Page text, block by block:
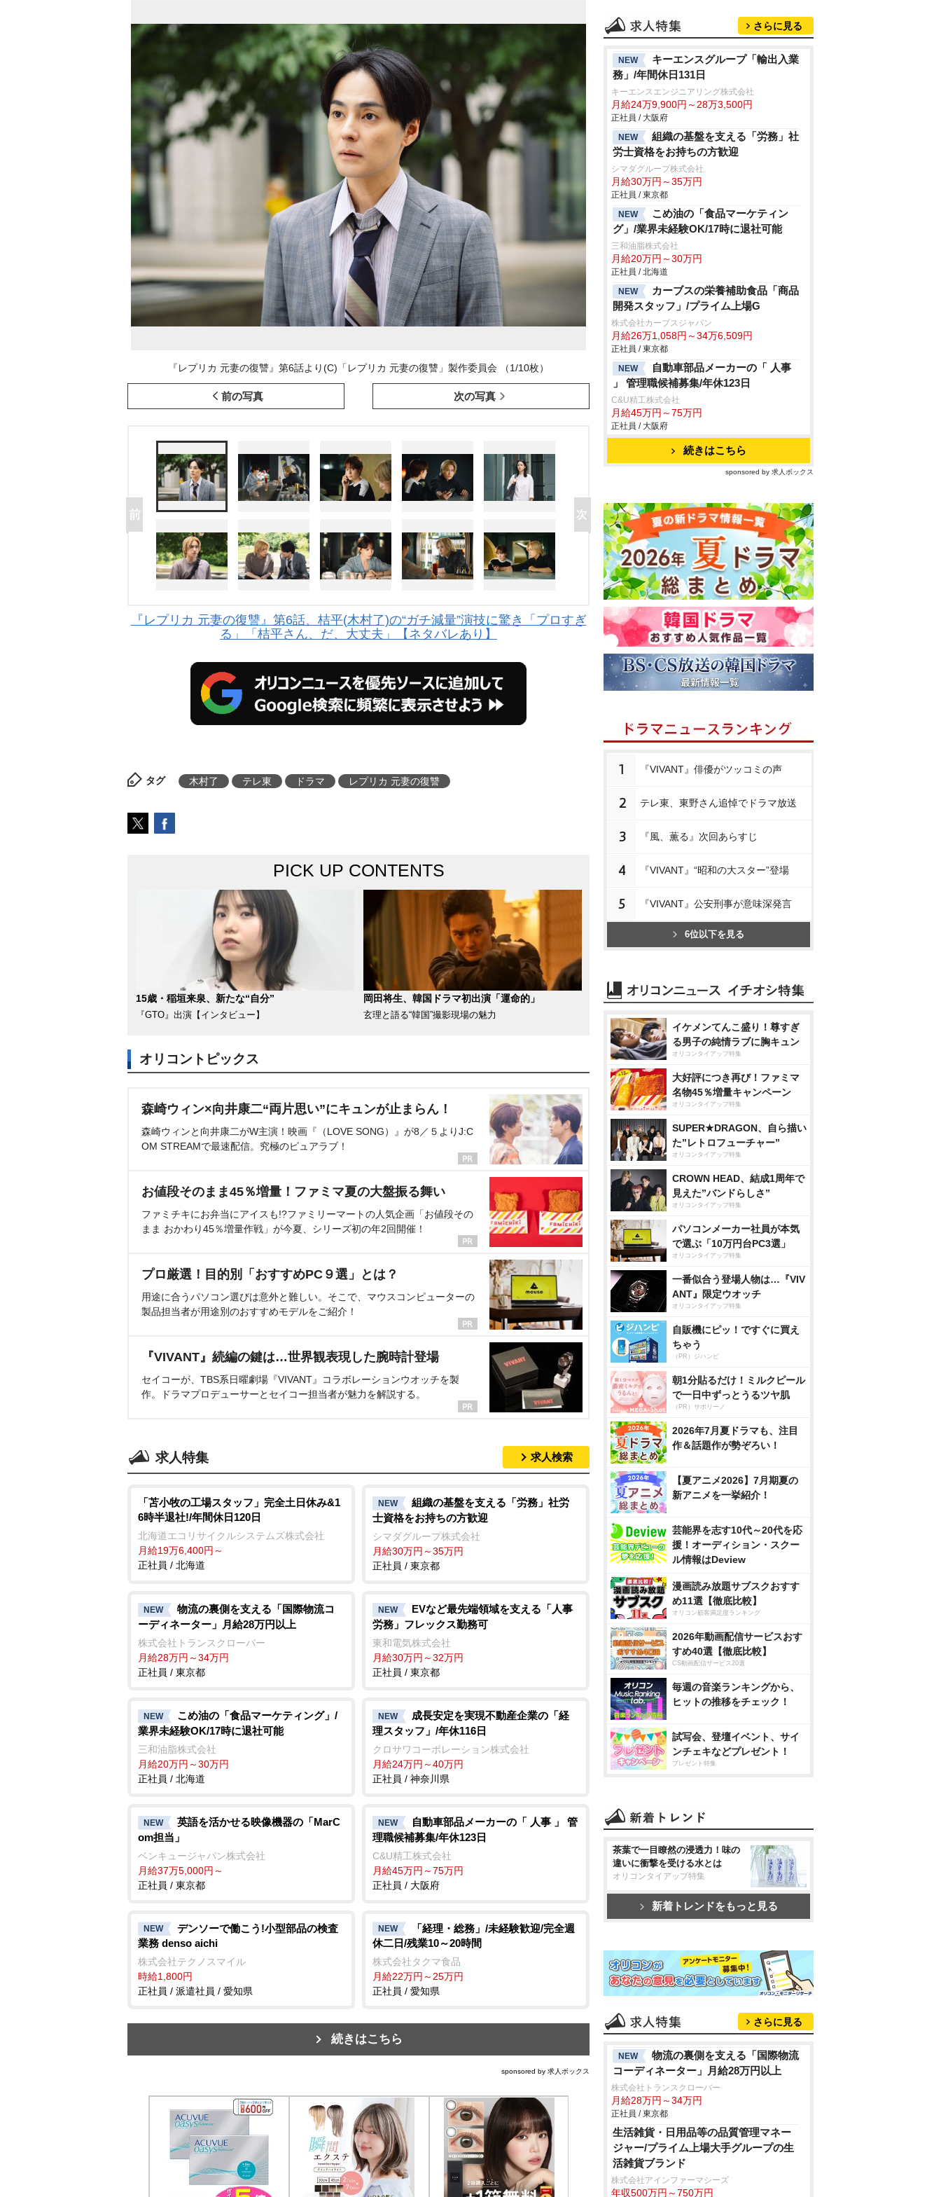
『レプリカ 元妻の復讐』第6話より(C)「レプリカ 元妻の復讐」製作委員会 （1/10枚）
前の写真 次の写真
『レプリカ 元妻の復讐』第6話、桔平(木村了)の“ガチ減量”演技に驚き「プロすぎ
る」「桔平さん、だ、大丈夫」【ネタバレあり】
タグ 木村了 テレ東 ドラマ レプリカ 元妻の復讐
PICK UP CONTENTS
15歳・稲垣来泉、新たな“自分”
『GTO』出演【インタビュー】
岡田将生、韓国ドラマ初出演「運命的」
玄理と語る“韓国”撮影現場の魅力
オリコントピックス
森崎ウィン×向井康二“両片思い”にキュンが止まらん！
森崎ウィンと向井康二がW主演！映画『（LOVE SONG）』が8／５よりJ:C
OM STREAMで最速配信。究極のピュアラブ！
お値段そのまま45％増量！ファミマ夏の大盤振る舞い
ファミチキにお弁当にアイスも!?ファミリーマートの人気企画「お値段その
まま おかわり45％増量作戦」が今夏、シリーズ初の年2回開催！
プロ厳選！目的別「おすすめPC９選」とは？
用途に合うパソコン選びは意外と難しい。そこで、マウスコンピューターの
製品担当者が用途別のおすすめモデルをご紹介！
『VIVANT』続編の鍵は…世界観表現した腕時計登場
セイコーが、TBS系日曜劇場『VIVANT』コラボレーションウオッチを製
作。ドラマプロデューサーとセイコー担当者が魅力を解説する。
求人特集 求人検索
「苫小牧の工場スタッフ」完全土日休み&1
6時半退社!/年間休日120日
北海道エコリサイクルシステムズ株式会社
月給19万6,400円～
正社員 / 北海道
NEW
組織の基盤を支える「労務」社労
士資格をお持ちの方歓迎
シマダグループ株式会社
月給30万円～35万円
正社員 / 東京都
NEW
物流の裏側を支える「国際物流コ
ーディネーター」月給28万円以上
株式会社トランスクローバー
月給28万円～34万円
正社員 / 東京都
NEW
EVなど最先端領域を支える「人事
労務」フレックス勤務可
東和電気株式会社
月給30万円～32万円
正社員 / 東京都
NEW
こめ油の「食品マーケティング」/
業界未経験OK/17時に退社可能
三和油脂株式会社
月給20万円～30万円
正社員 / 北海道
NEW
成長安定を実現不動産企業の「経
理スタッフ」/年休116日
クロサワコーポレーション株式会社
月給24万円～40万円
正社員 / 神奈川県
NEW
英語を活かせる映像機器の「MarC
om担当」
ベンキュージャパン株式会社
月給37万5,000円～
正社員 / 東京都
NEW
自動車部品メーカーの「 人事 」 管
理職候補募集/年休123日
C&U精工株式会社
月給45万円～75万円
正社員 / 大阪府
NEW
デンソーで働こう!小型部品の検査
業務 denso aichi
株式会社テクノスマイル
時給1,800円
正社員 / 派遣社員 / 愛知県
NEW
「経理・総務」/未経験歓迎/完全週
休二日/残業10～20時間
株式会社タクマ食品
月給22万円～25万円
正社員 / 愛知県
続きはこちら
sponsored by 求人ボックス
さらに見る
NEW
キーエンスグループ「輸出入業
務」/年間休日131日
キーエンスエンジニアリング株式会社
月給24万9,900円～28万3,500円
正社員 / 大阪府
NEW
組織の基盤を支える「労務」社
労士資格をお持ちの方歓迎
シマダグループ株式会社
月給30万円～35万円
正社員 / 東京都
NEW
こめ油の「食品マーケティン
グ」/業界未経験OK/17時に退社可能
三和油脂株式会社
月給20万円～30万円
正社員 / 北海道
NEW
カーブスの栄養補助食品「商品
開発スタッフ」/プライム上場G
株式会社カーブスジャパン
月給26万1,058円～34万6,509円
正社員 / 東京都
NEW
自動車部品メーカーの「 人事
」 管理職候補募集/年休123日
C&U精工株式会社
月給45万円～75万円
正社員 / 大阪府
続きはこちら
sponsored by 求人ボックス
1 『VIVANT』俳優がツッコミの声
2 テレ東、東野さん追悼でドラマ放送
3 『風、薫る』次回あらすじ
4 『VIVANT』“昭和の大スター”登場
5 『VIVANT』公安刑事が意味深発言
6位以下を見る
イケメンてんこ盛り！尊すぎ
る男子の純情ラブに胸キュン
オリコンタイアップ特集
大好評につき再び！ファミマ
名物45％増量キャンペーン
オリコンタイアップ特集
SUPER★DRAGON、自ら描い
た”レトロフューチャー”
オリコンタイアップ特集
CROWN HEAD、結成1周年で
見えた”バンドらしさ”
オリコンタイアップ特集
パソコンメーカー社員が本気
で選ぶ「10万円台PC3選」
オリコンタイアップ特集
一番似合う登場人物は…『VIV
ANT』限定ウオッチ
オリコンタイアップ特集
自販機にピッ！ですぐに買え
ちゃう
（PR）ジハンピ
朝1分貼るだけ！ミルクピール
で一日中ずっとうるツヤ肌
（PR）サボリーノ
2026年7月夏ドラマも、注目
作＆話題作が勢ぞろい！
【夏アニメ2026】7月期夏の
新アニメを一挙紹介！
芸能界を志す10代～20代を応
援！オーディション・スクー
ル情報はDeview
漫画読み放題サブスクおすす
め11選【徹底比較】
オリコン顧客満足度ランキング
2026年動画配信サービスおす
すめ40選【徹底比較】
CS動画配信サービス20選
毎週の音楽ランキングから、
ヒットの推移をチェック！
試写会、登壇イベント、サイ
ンチェキなどプレゼント！
プレゼント特集
茶葉で一目瞭然の浸透力！味の
違いに衝撃を受ける水とは
オリコンタイアップ特集
新着トレンドをもっと見る
さらに見る
NEW
物流の裏側を支える「国際物流
コーディネーター」月給28万円以上
株式会社トランスクローバー
月給28万円～34万円
正社員 / 東京都
生活雑貨・日用品等の品質管理マネー
ジャー/プライム上場大手グループの生
活雑貨ブランド
株式会社アインファーマシーズ
年収500万円～750万円